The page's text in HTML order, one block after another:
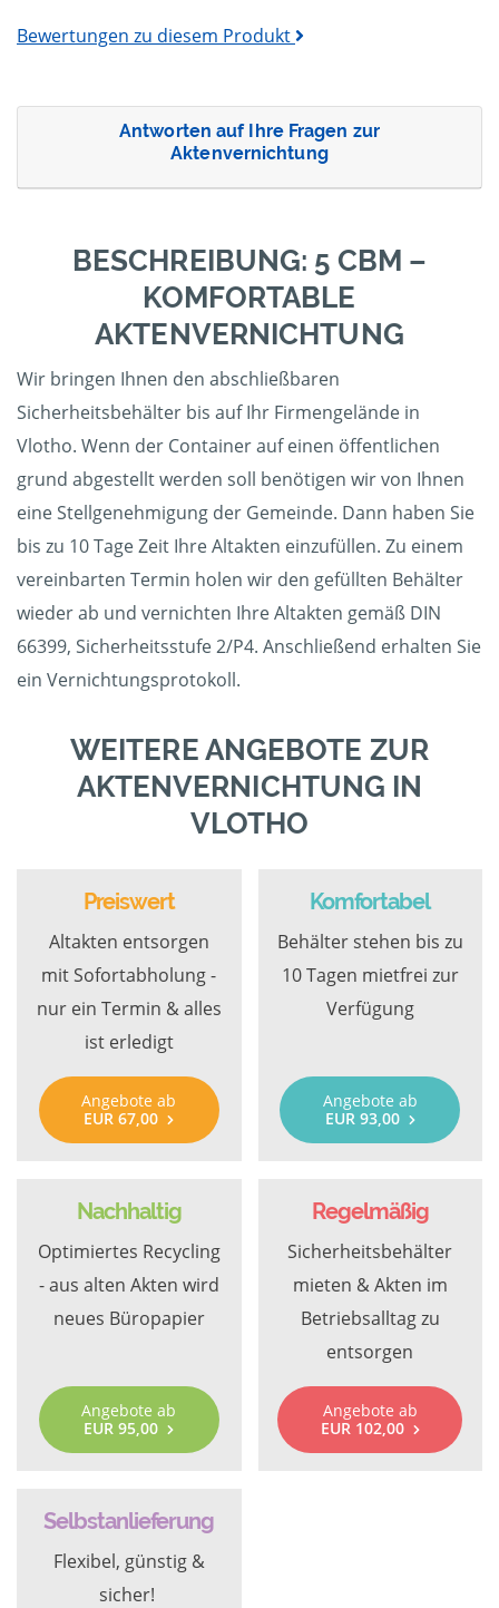
Bewertungen zu diesem Produkt
Antworten auf Ihre Fragen zur
Aktenvernichtung
BESCHREIBUNG: 5 CBM –
KOMFORTABLE
AKTENVERNICHTUNG
Wir bringen Ihnen den abschließbaren
Sicherheitsbehälter bis auf Ihr Firmengelände in
Vlotho. Wenn der Container auf einen öffentlichen
grund abgestellt werden soll benötigen wir von Ihnen
eine Stellgenehmigung der Gemeinde. Dann haben Sie
bis zu 10 Tage Zeit Ihre Altakten einzufüllen. Zu einem
vereinbarten Termin holen wir den gefüllten Behälter
wieder ab und vernichten Ihre Altakten gemäß DIN
66399, Sicherheitsstufe 2/P4. Anschließend erhalten Sie
ein Vernichtungsprotokoll.
WEITERE ANGEBOTE ZUR
AKTENVERNICHTUNG IN
VLOTHO
Preiswert
Altakten entsorgen
mit Sofortabholung -
nur ein Termin & alles
ist erledigt
Angebote ab
EUR 67,00
Komfortabel
Behälter stehen bis zu
10 Tagen mietfrei zur
Verfügung
Angebote ab
EUR 93,00
Nachhaltig
Optimiertes Recycling
- aus alten Akten wird
neues Büropapier
Angebote ab
EUR 95,00
Regelmäßig
Sicherheitsbehälter
mieten & Akten im
Betriebsalltag zu
entsorgen
Angebote ab
EUR 102,00
Selbstanlieferung
Flexibel, günstig &
sicher!